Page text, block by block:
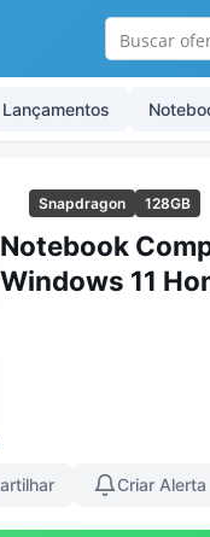
Lançamentos
Snapdragon 128GB
Notebook
Windows 11
Criar Alerta